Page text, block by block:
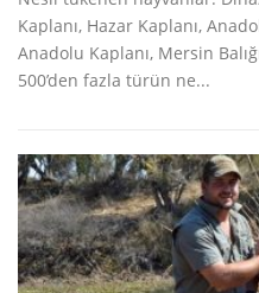
Kaplanı, Hazar Kaplanı,
Anadolu Kaplanı, Mersin
500’den fazla türün ne...